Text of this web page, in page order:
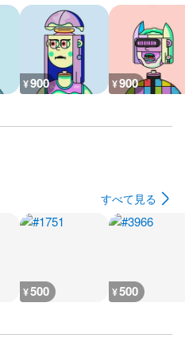
¥900 ¥900
すべて見る
¥500 ¥500